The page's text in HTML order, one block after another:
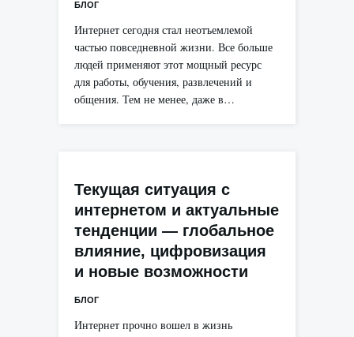
БЛОГ
Интернет сегодня стал неотъемлемой
частью повседневной жизни. Все больше
людей применяют этот мощный ресурс
для работы, обучения, развлечений и
общения. Тем не менее, даже в…
Текущая ситуация с
интернетом и актуальные
тенденции — глобальное
влияние, цифровизация
и новые возможности
БЛОГ
Интернет прочно вошел в жизнь